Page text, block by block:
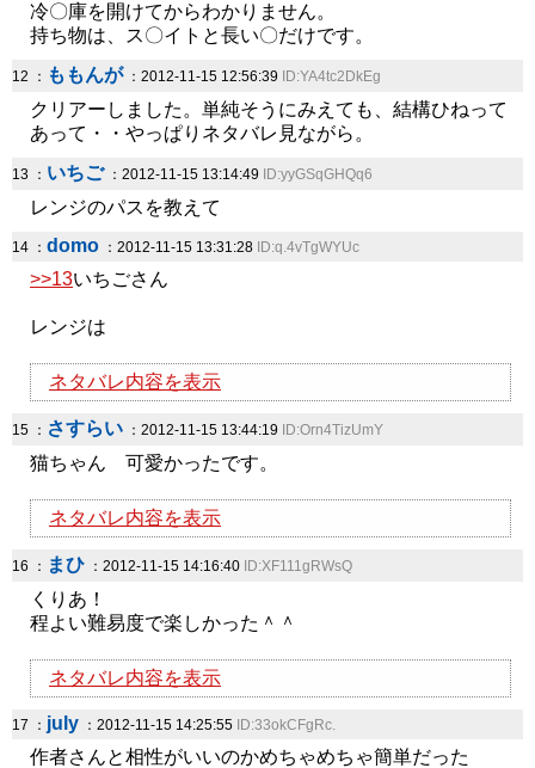
冷〇庫を開けてからわかりません。
持ち物は、ス〇イトと長い〇だけです。
12 ： ももんが：2012-11-15 12:56:39 ID:YA4tc2DkEg
クリアーしました。単純そうにみえても、結構ひねって
あって・・やっぱりネタバレ見ながら。
13 ： いちご：2012-11-15 13:14:49 ID:yyGSqGHQq6
レンジのパスを教えて
14 ： domo ：2012-11-15 13:31:28 ID:q.4vTgWYUc
>>13いちごさん
レンジは
ネタバレ内容を表示
15 ： さすらい ：2012-11-15 13:44:19 ID:Orn4TizUmY
猫ちゃん 可愛かったです。
ネタバレ内容を表示
16 ： まひ ：2012-11-15 14:16:40 ID:XF111gRWsQ
くりあ！
程よい難易度で楽しかった＾＾
ネタバレ内容を表示
17 ： july ：2012-11-15 14:25:55 ID:33okCFgRc.
作者さんと相性がいいのかめちゃめちゃ簡単だった